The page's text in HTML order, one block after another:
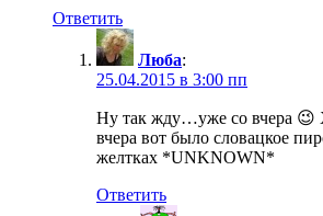
Ответить
Люба:
25.04.2015 в 3:00 пп
Ну так жду…уже со вчера 😉
вчера вот было словацкое
желтках *UNKNOWN*
Ответить